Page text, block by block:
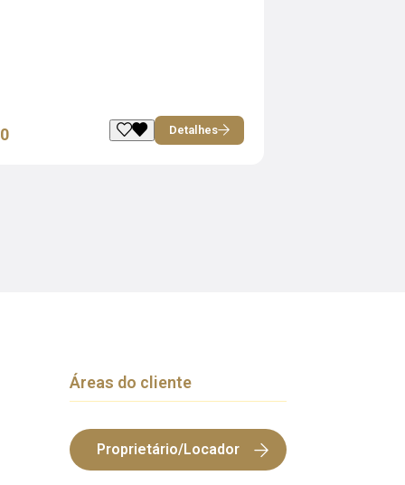
Detalhes
Áreas do cliente
Proprietário/Locador